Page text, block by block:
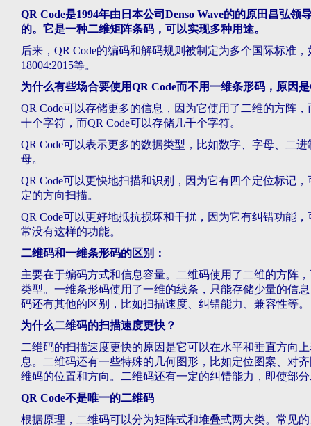
QR Code是1994年由日本公司Denso Wave的的原田昌弘
的。它是一种二维矩阵条码，可以实现多种用途。
后来，QR Code的编码和解码规则被制定为多个国际标准，
18004:2015等。
为什么有些场合要使用QR Code而不用一维条形码，原因
QR Code可以存储更多的信息，因为它使用了二维的方阵
十个字符，而QR Code可以存储几千个字符。
QR Code可以表示更多的数据类型，比如数字、字母、二
母。
QR Code可以更快地扫描和识别，因为它有四个定位标记
定的方向扫描。
QR Code可以更好地抵抗损坏和干扰，因为它有纠错功能
常没有这样的功能。
二维码和一维条形码的区别：
主要在于编码方式和信息容量。二维码使用了二维的方阵
类型。一维条形码使用了一维的线条，只能存储少量的信
码还有其他的区别，比如扫描速度、纠错能力、兼容性等。
为什么二维码的扫描速度更快？
二维码的扫描速度更快的原因是它可以在水平和垂直方向
息。二维码还有一些特殊的几何图形，比如定位图案、对
维码的位置和方向。二维码还有一定的纠错能力，即使部
QR Code不是唯一的二维码
根据原理，二维码可以分为矩阵式和堆叠式两大类。常见